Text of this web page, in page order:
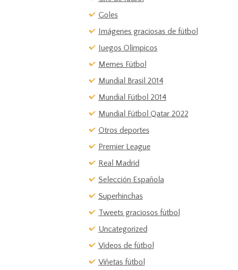
Goles
Imágenes graciosas de fútbol
Juegos Olímpicos
Memes Fútbol
Mundial Brasil 2014
Mundial Fútbol 2014
Mundial Fútbol Qatar 2022
Otros deportes
Premier League
Real Madrid
Selección Española
Superhinchas
Tweets graciosos fútbol
Uncategorized
Vídeos de fútbol
Viñetas fútbol